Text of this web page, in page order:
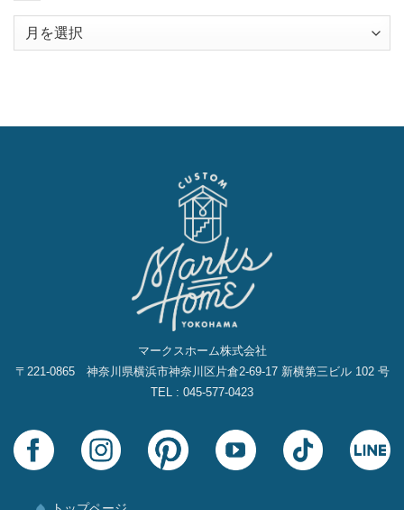
ー
マークスホーム株式会社
〒221-0865 神奈川県横浜市神奈川区片倉2‐69‐17 新横第三ビル 102 号
TEL : 045-577-0423